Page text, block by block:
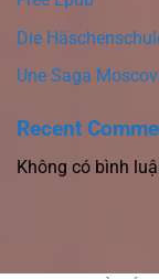
Die
Une Saga
Recent
Không có bình